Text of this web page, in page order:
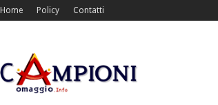
Home Policy Contatti